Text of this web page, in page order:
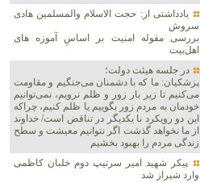
یادداشتی از: حجت الاسلام والمسلمین هادی
سروش
بررسی مقوله امنیت بر اساسِ آموزه های
اهل‌بیت
در جلسه هیئت دولت؛
پزشکیان: ما که با دشمنان می‌جنگیم و مقاومت
می‌کنیم تا زیر بار زور و ظلم نرویم، نمی‌توانیم
خودمان به مردم زور بگوییم یا ظلم کنیم، چراکه
این دو رویکرد با یکدیگر در تناقض است/ خداوند
از ما نخواهد گذشت اگر نتوانیم معیشت و سطح
زندگی مردم را بهبود بخشیم
پیکر شهید امیر سرتیپ دوم خلبان کاظمی
وارد شیراز شد